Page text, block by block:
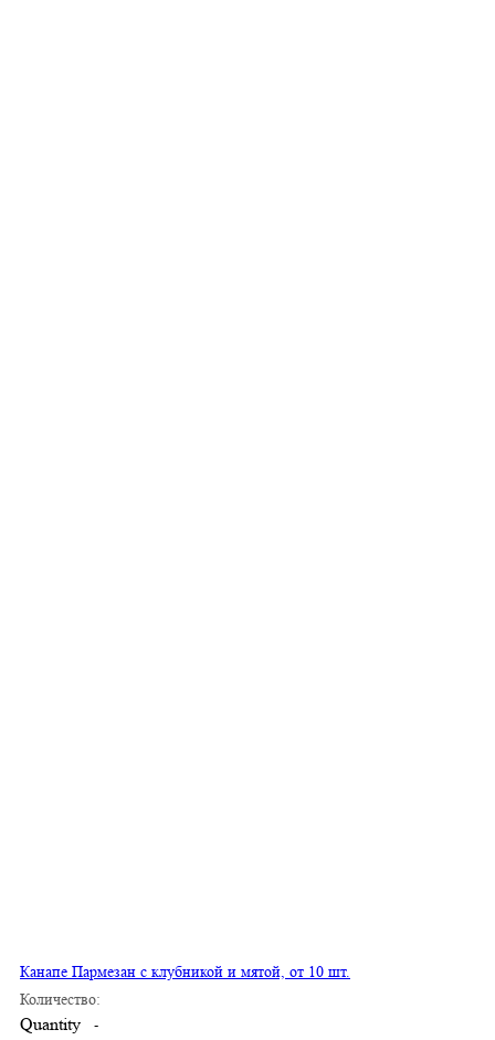
Канапе Пармезан с клубникой и мятой, от 10 шт.
Количество:
Quantity -